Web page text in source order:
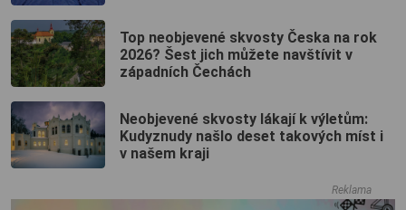
Top neobjevené skvosty Česka na rok
2026? Šest jich můžete navštívit v
západních Čechách
Neobjevené skvosty lákají k výletům:
Kudyznudy našlo deset takových míst i
v našem kraji
Reklama